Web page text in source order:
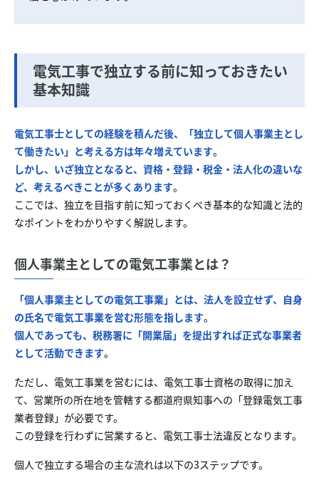
電気工事で独立する前に知っておきたい
基本知識
電気工事士としての経験を積んだ後、「独立して個人事業主とし
て働きたい」と考える方は年々増えています。
しかし、いざ独立となると、資格・登録・税金・法人化の違いな
ど、考えるべきことが多くあります。
ここでは、独立を目指す前に知っておくべき基本的な知識と法的
なポイントをわかりやすく解説します。
個人事業主としての電気工事業とは？
「個人事業主としての電気工事業」とは、法人を設立せず、自身
の氏名で電気工事業を営む形態を指します。
個人であっても、税務署に「開業届」を提出すれば正式な事業者
として活動できます。
ただし、電気工事業を営むには、電気工事士資格の取得に加え
て、営業所の所在地を管轄する都道府県知事への「登録電気工事
業者登録」が必要です。
この登録を行わずに営業すると、電気工事士法違反となります。
個人で独立する場合の主な流れは以下の3ステップです。